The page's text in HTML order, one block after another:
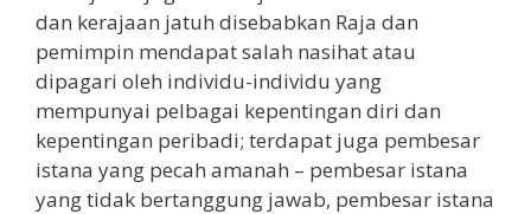
dan kerajaan jatuh disebabkan Raja dan
pemimpin mendapat salah nasihat atau
dipagari oleh individu-individu yang
mempunyai pelbagai kepentingan diri dan
kepentingan peribadi; terdapat juga pembesar
istana yang pecah amanah – pembesar istana
yang tidak bertanggung jawab, pembesar istana